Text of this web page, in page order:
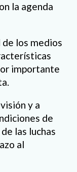
la agenda
los medios
importante
y a
de
las luchas
al